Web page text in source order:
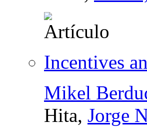
Incentives
Mikel
Hita, Jorge